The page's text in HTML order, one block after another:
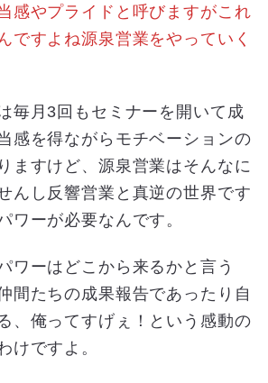
感やプライドと呼びますがこれ
ですよね源泉営業をやっていく
毎月3回もセミナーを開いて成
感を得ながらモチベーションの
ますけど、源泉営業はそんなに
んし反響営業と真逆の世界です
ワーが必要なんです。
ワーはどこから来るかと言う
間たちの成果報告であったり自
、俺ってすげぇ！という感動の
けですよ。